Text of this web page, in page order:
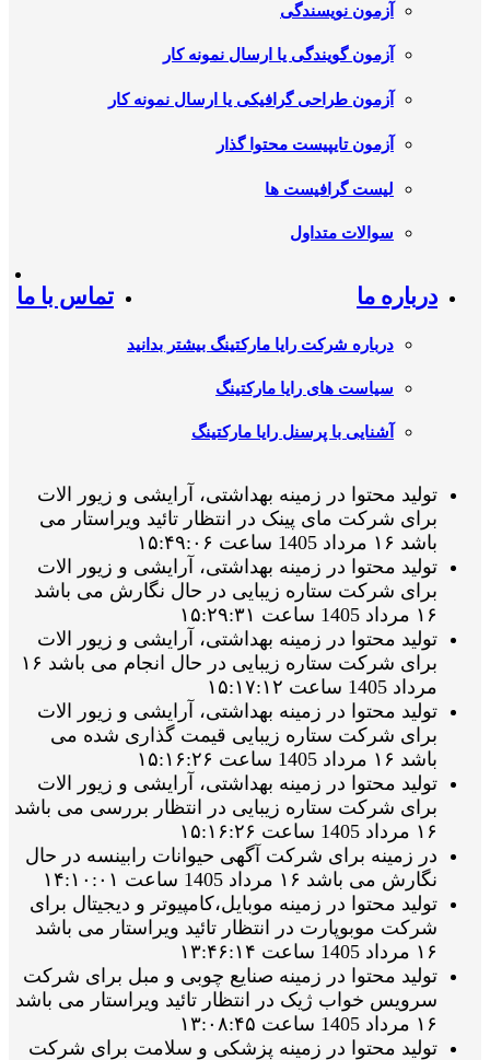
آزمون نویسندگی
آزمون گویندگی یا ارسال نمونه کار
آزمون طراحی گرافیکی یا ارسال نمونه کار
آزمون تایپیست محتوا گذار
لیست گرافیست ها
سوالات متداول
درباره ما
درباره شرکت رایا مارکتینگ بیشتر بدانید
سیاست های رایا مارکتینگ
آشنایی با پرسنل رایا مارکتینگ
تماس با ما
تولید محتوا در زمینه بهداشتی، آرایشی و زیور الات
برای شرکت مای پینک در انتظار تائید ویراستار می
باشد ۱۶ مرداد 1405 ساعت ۱۵:۴۹:۰۶
تولید محتوا در زمینه بهداشتی، آرایشی و زیور الات
برای شرکت ستاره زیبایی در حال نگارش می باشد
۱۶ مرداد 1405 ساعت ۱۵:۲۹:۳۱
تولید محتوا در زمینه بهداشتی، آرایشی و زیور الات
برای شرکت ستاره زیبایی در حال انجام می باشد ۱۶
مرداد 1405 ساعت ۱۵:۱۷:۱۲
تولید محتوا در زمینه بهداشتی، آرایشی و زیور الات
برای شرکت ستاره زیبایی قیمت گذاری شده می
باشد ۱۶ مرداد 1405 ساعت ۱۵:۱۶:۲۶
تولید محتوا در زمینه بهداشتی، آرایشی و زیور الات
برای شرکت ستاره زیبایی در انتظار بررسی می باشد
۱۶ مرداد 1405 ساعت ۱۵:۱۶:۲۶
در زمینه برای شرکت آگهی حیوانات رابینسه در حال
نگارش می باشد ۱۶ مرداد 1405 ساعت ۱۴:۱۰:۰۱
تولید محتوا در زمینه موبایل،کامپیوتر و دیجیتال برای
شرکت موبوپارت در انتظار تائید ویراستار می باشد
۱۶ مرداد 1405 ساعت ۱۳:۴۶:۱۴
تولید محتوا در زمینه صنایع چوبی و مبل برای شرکت
سرویس خواب ژیک در انتظار تائید ویراستار می باشد
۱۶ مرداد 1405 ساعت ۱۳:۰۸:۴۵
تولید محتوا در زمینه پزشکی و سلامت برای شرکت